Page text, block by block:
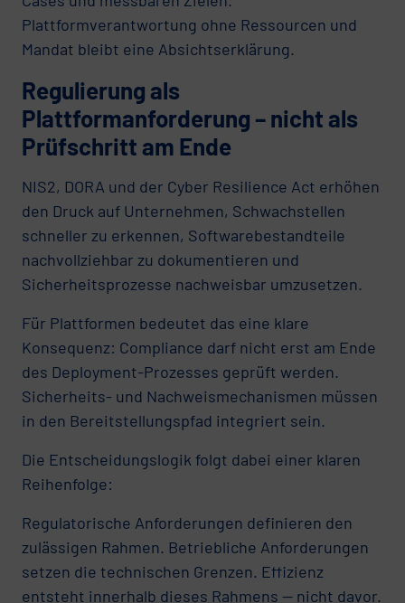
Plattformverantwortung ohne Ressourcen und
Mandat bleibt eine Absichtserklärung.
Regulierung als
Plattformanforderung – nicht als
Prüfschritt am Ende
NIS2, DORA und der Cyber Resilience Act erhöhen
den Druck auf Unternehmen, Schwachstellen
schneller zu erkennen, Softwarebestandteile
nachvollziehbar zu dokumentieren und
Sicherheitsprozesse nachweisbar umzusetzen.
Für Plattformen bedeutet das eine klare
Konsequenz: Compliance darf nicht erst am Ende
des Deployment-Prozesses geprüft werden.
Sicherheits- und Nachweismechanismen müssen
in den Bereitstellungspfad integriert sein.
Die Entscheidungslogik folgt dabei einer klaren
Reihenfolge:
Regulatorische Anforderungen definieren den
zulässigen Rahmen. Betriebliche Anforderungen
setzen die technischen Grenzen. Effizienz
entsteht innerhalb dieses Rahmens — nicht davor.